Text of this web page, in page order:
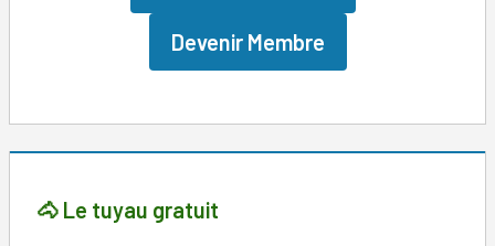
Devenir Membre
🐴 Le tuyau gratuit